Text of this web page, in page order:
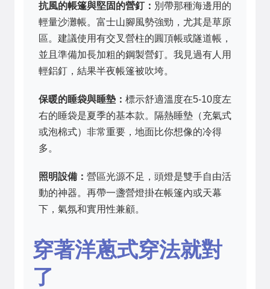
抗風的帳篷與堅固的營釘： 別帶那種海邊用的
輕量沙灘帳。富士山腳風勢強勁，尤其是草原
區。建議使用有交叉營柱的圓頂帳或隧道帳，
並且準備加長加粗的鋼製營釘。我見過有人用
輕鋁釘，結果半夜帳篷被吹垮。
保暖的睡袋與睡墊： 標示舒適溫度在5-10度左
右的睡袋是夏季的基本款。隔熱睡墊（充氣式
或泡棉式）非常重要，地面比你想像的冷得
多。
照明設備： 營區光源不足，頭燈是雙手自由活
動的神器。再帶一盞營燈掛在帳篷內或天幕
下，氣氛和實用性兼顧。
穿著洋蔥式穿法就對
了